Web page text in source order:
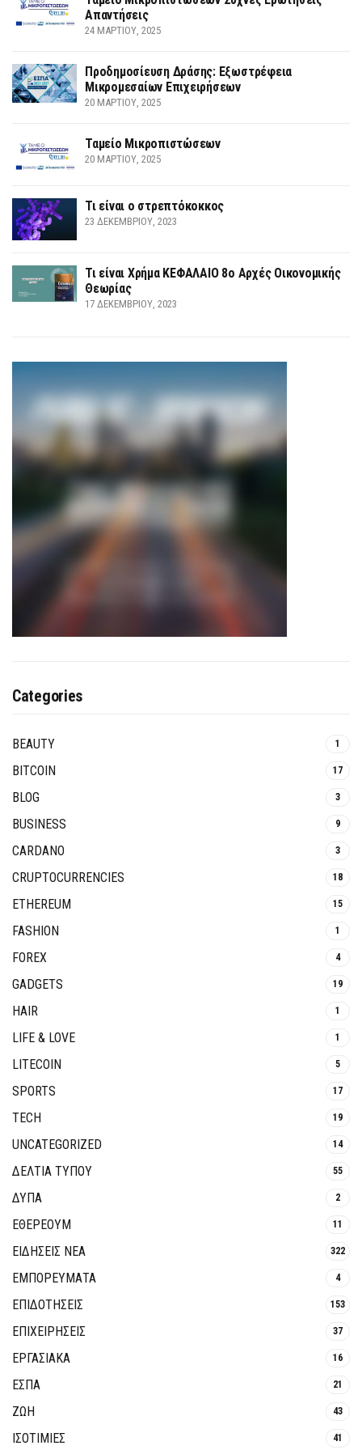
Απαντήσεις
24 ΜΑΡΤΊΟΥ, 2025
Προδημοσίευση Δράσης: Εξωστρέφεια
Μικρομεσαίων Επιχειρήσεων
20 ΜΑΡΤΊΟΥ, 2025
Ταμείο Μικροπιστώσεων
20 ΜΑΡΤΊΟΥ, 2025
Τι είναι ο στρεπτόκοκκος
23 ΔΕΚΕΜΒΡΊΟΥ, 2023
Τι είναι Χρήμα ΚΕΦΑΛΑΙΟ 8ο Αρχές Οικονομικής
Θεωρίας
17 ΔΕΚΕΜΒΡΊΟΥ, 2023
Categories
BEAUTY 1
BITCOIN 17
BLOG 3
BUSINESS 9
CARDANO 3
CRUPTOCURRENCIES 18
ETHEREUM 15
FASHION 1
FOREX 4
GADGETS 19
HAIR 1
LIFE & LOVE 1
LITECOIN 5
SPORTS 17
TECH 19
UNCATEGORIZED 14
ΔΕΛΤΙΑ ΤΥΠΟΥ 55
ΔΥΠΑ 2
ΕΘΈΡΕΟΥΜ 11
ΕΙΔΗΣΕΙΣ ΝΕΑ 322
ΕΜΠΟΡΕΥΜΑΤΑ 4
ΕΠΙΔΟΤΗΣΕΙΣ 153
ΕΠΙΧΕΙΡΗΣΕΙΣ 37
ΕΡΓΑΣΙΑΚΑ 16
ΕΣΠΑ 21
ΖΩΗ 43
ΙΣΟΤΙΜΙΕΣ 41